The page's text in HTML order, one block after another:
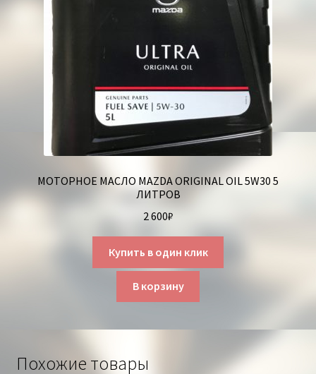
МОТОРНОЕ МАСЛО MAZDA ORIGINAL OIL 5W30 5
ЛИТРОВ
2 600₽
Купить в один клик
В корзину
Похожие товары